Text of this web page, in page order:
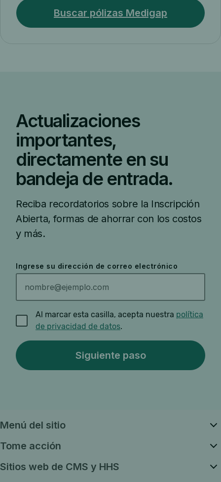
Buscar pólizas Medigap
Actualizaciones
importantes,
directamente en su
bandeja de entrada.
Reciba recordatorios sobre la Inscripción
Abierta, formas de ahorrar con los costos
y más.
Ingrese su dirección de correo electrónico
Al marcar esta casilla, acepta nuestra política
de privacidad de datos.
Menú del sitio
Tome acción
Sitios web de CMS y HHS